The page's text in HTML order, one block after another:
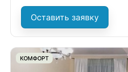
Оставить заявку
КОМФОРТ